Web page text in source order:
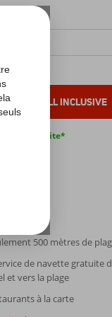
ALL INCLUSIVE
gratuite*
500 mètres de
de navette gratuite
et vers la plage
à la carte